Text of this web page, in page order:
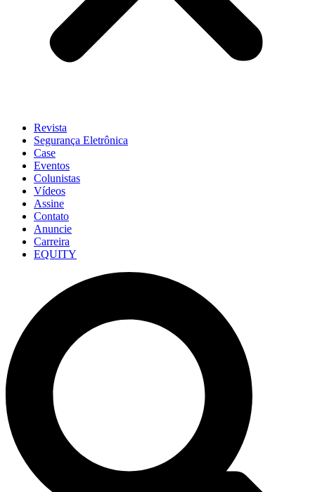
Revista
Segurança Eletrônica
Case
Eventos
Colunistas
Vídeos
Assine
Contato
Anuncie
Carreira
EQUITY